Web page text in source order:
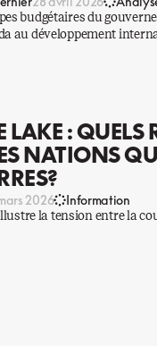
budgétaires du
au développement
LAKE : QUELS
NATIONS
2026 Information
la tension entre la